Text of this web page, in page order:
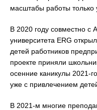
масштабы работы только
В 2020 году совместно с
университета ERG
детей работников
проекте приняли
осенние каникулы 2021-
уже с привлечением
В 2021-м многие